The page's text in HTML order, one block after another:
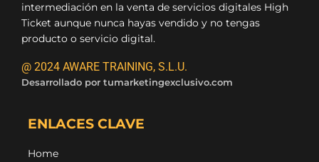
intermediación en la venta de servicios digitales High
Ticket aunque nunca hayas vendido y no tengas
producto o servicio digital.
@ 2024 AWARE TRAINING, S.L.U.
Desarrollado por tumarketingexclusivo.com
ENLACES CLAVE
Home